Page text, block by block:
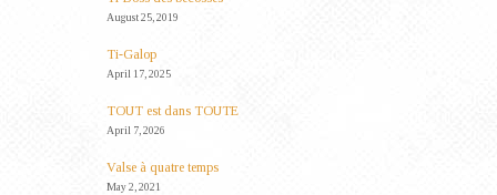
August 25, 2019
Ti-Galop
April 17, 2025
TOUT est dans TOUTE
April 7, 2026
Valse à quatre temps
May 2, 2021